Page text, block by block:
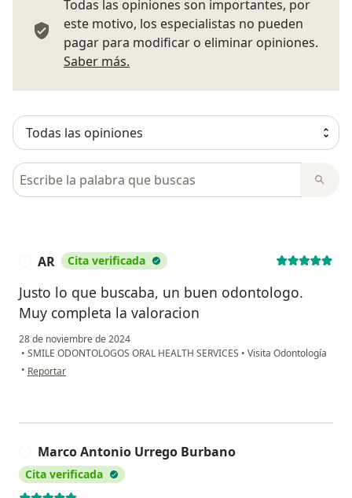
Todas las opiniones son importantes, por
este motivo, los especialistas no pueden
pagar para modificar o eliminar opiniones.
Saber más.
Busca en opiniones
AR Cita verificada
Justo lo que buscaba, un buen odontologo.
Muy completa la valoracion
28 de noviembre de 2024
• SMILE ODONTOLOGOS ORAL HEALTH SERVICES • Visita Odontología
• en opinión del usuario AR
Reportar
Marco Antonio Urrego Burbano
Cita verificada